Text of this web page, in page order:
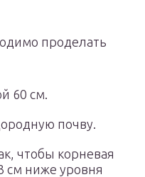
проделать
60 см.
почву.
чтобы корневая
см ниже уровня